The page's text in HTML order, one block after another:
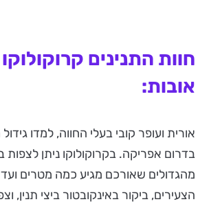
חוות התנינים
אובות:
אורית ועופר קובי בעלי החווה, למדו
בדרום אפריקה. בקרוקולוקו ניתן לצפות
מהגדולים שאורכם מגיע כמה מטרים ועד
הצעירים, ביקור באינקובטור ביצי תנין,